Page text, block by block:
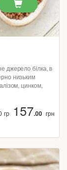
джерело білка, в
низьким
цинком,
гр157.00 грн